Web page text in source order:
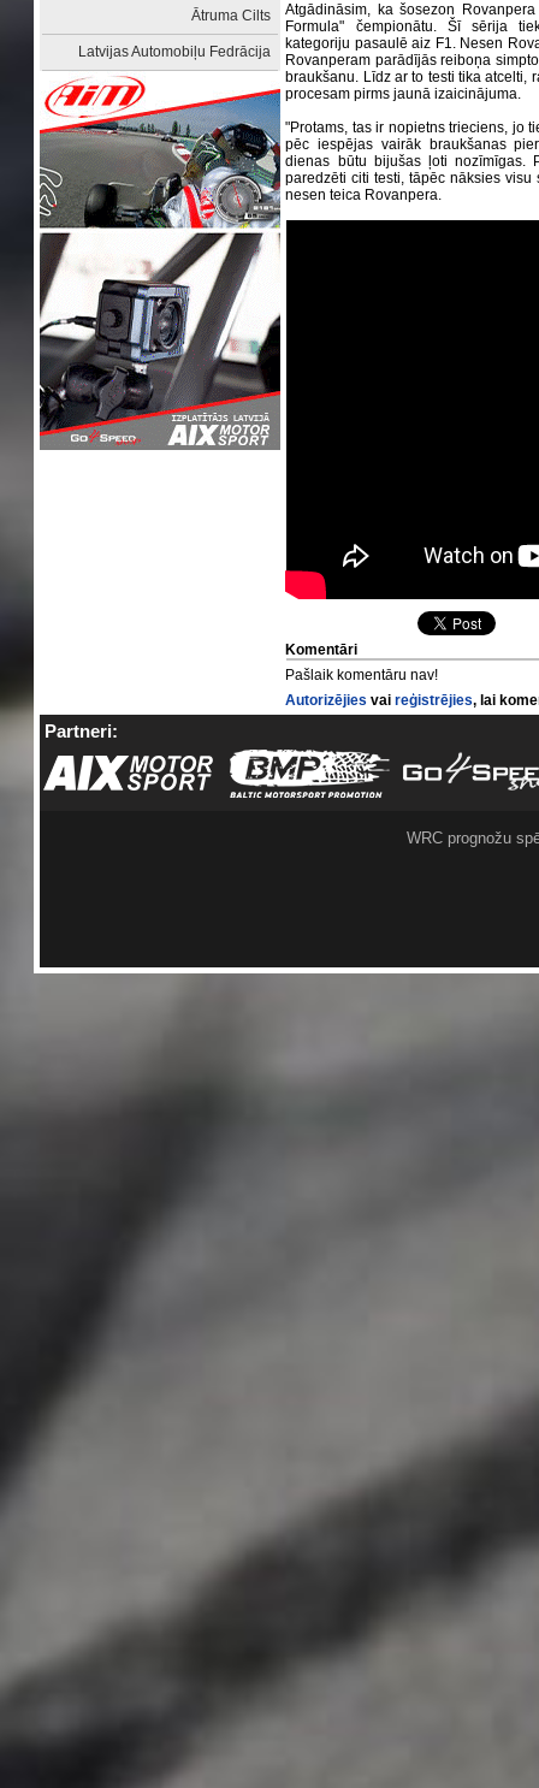
Ātruma Cilts
Latvijas Automobiļu Fedrācija
Atgādināsim, ka šosezon
Formula" čempionātu. Šī sērija
kategoriju pasaulē aiz F1. Nesen
Rovanperam parādījās reiboņa
braukšanu. Līdz ar to testi tika atcelti,
procesam pirms jaunā izaicinājuma.
"Protams, tas ir nopietns trieciens, jo
pēc iespējas vairāk braukšanas
dienas būtu bijušas ļoti nozīmīgas.
paredzēti citi testi, tāpēc nāksies
nesen teica Rovanpera.
Komentāri
Pašlaik komentāru nav!
Autorizējies vaireģistrējies, lai
Partneri:
WRC prognožu